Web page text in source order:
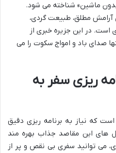
بدون ماشین» شناخته می شود.
آرامش مطلق، طبیعت گردی،
است. در این جزیره خبری از
صدای باد و امواج سکوت را می
ریزی سفر به
که نیاز به برنامه ریزی دقیق
های این مقاصد جذاب بهره مند
می توانید سفری بی نقص و پر از